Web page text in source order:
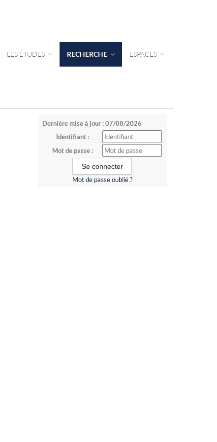
LES ÉTUDES RECHERCHE ESPACES
Dernière mise à jour : 07/08/2026
Identifiant :
Mot de passe :
Mot de passe oublié ?